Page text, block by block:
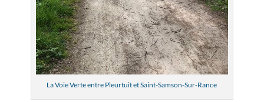
La Voie Verte entre Pleurtuit et Saint-Samson-Sur-Rance